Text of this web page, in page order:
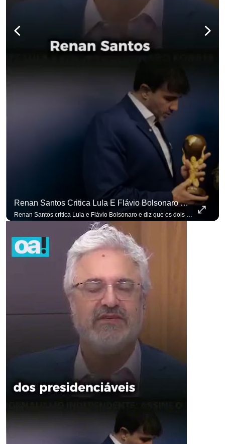
Renan Santos Critica Lula E Flávio Bolsonaro E Diz Que Os Dois São Lados Da Mesma Moeda.